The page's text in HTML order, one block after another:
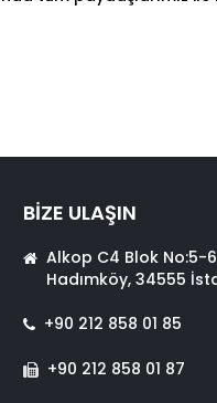
BİZE ULAŞIN
Alkop C4 Blok No:5-6
Hadımköy, 34555
+90 212 858 01 85
+90 212 858 01 87